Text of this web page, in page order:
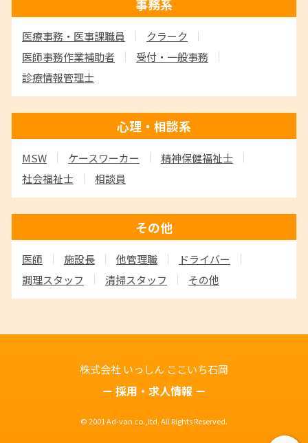
事務系
医療事務・医事課職員
クラーク
医師事務作業補助者
受付・一般事務
診療情報管理士
心理・相談系
MSW ケースワーカー
精神保健福祉士
社会福祉士
相談員
その他
医師 施設長 他管理職
ドライバー
調理スタッフ
清掃スタッフ その他
株式会社 いっしん ここいち石岡
採用・求人情報
© 2001 Ad-van co.,ltd. All Rights Reserved.